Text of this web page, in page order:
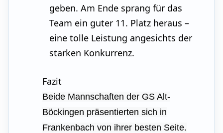
geben. Am Ende sprang für das
Team ein guter 11. Platz heraus –
eine tolle Leistung angesichts der
starken Konkurrenz.
Fazit
Beide Mannschaften der GS Alt-
Böckingen präsentierten sich in
Frankenbach von ihrer besten Seite.